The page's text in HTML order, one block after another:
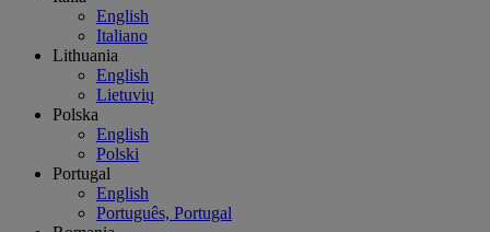
English
Italiano
Lithuania
English
Lietuvių
Polska
English
Polski
Portugal
English
Português, Portugal